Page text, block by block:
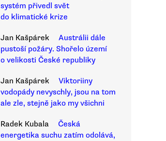
systém přivedl svět
do klimatické krize
Jan Kašpárek
Austrálii dále
pustoší požáry. Shořelo území
o velikosti České republiky
Jan Kašpárek
Viktoriiny
vodopády nevyschly, jsou na tom
ale zle, stejně jako my všichni
Radek Kubala
Česká
energetika suchu zatím odolává,